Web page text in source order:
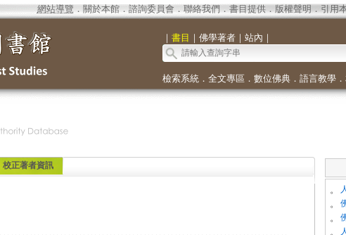
網站導覽 ． 關於本館． 諮詢委員會． 聯絡我們 ． 書目提供． 版權聲明 ． 引用
｜ 書目 ｜ 佛學著者｜ 站內 ｜
檢索系統． 全文專區 ． 數位佛典． 語言教學．
校正著者資訊
。
。
。
。